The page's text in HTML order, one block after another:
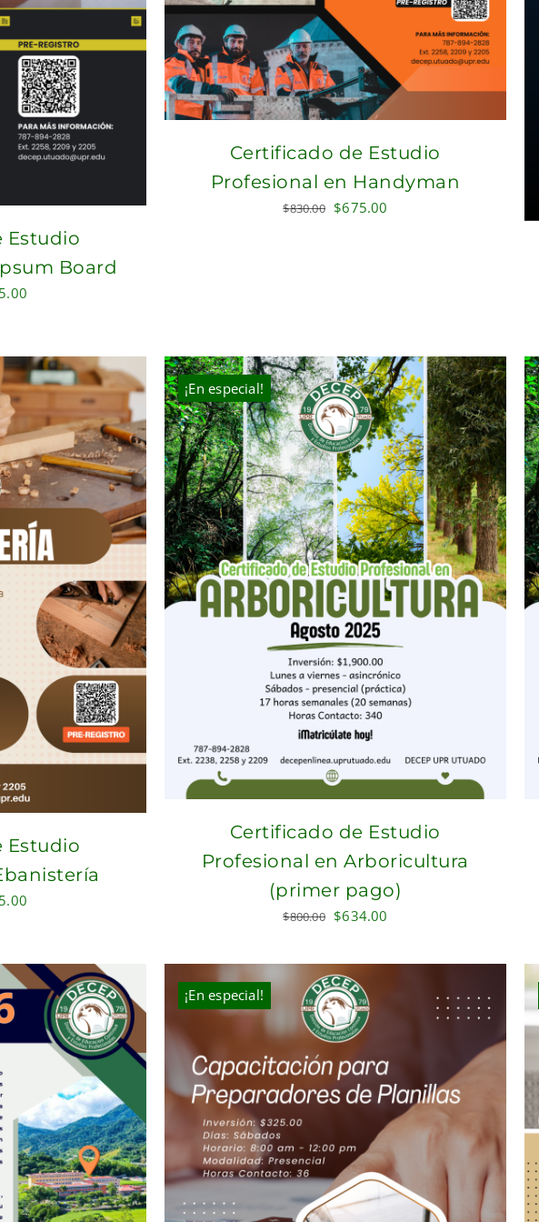
Estudio
Board
$675.00.
Certificado de Estudio
Profesional en Handyman
$830.00 Original
$675.00
Estudio
$675.00.
¡En especial!
Certificado de Estudio
Profesional en Arboricultura
(primer pago)
$800.00 Original
was:
$800.00.
$634.00
is:
¡En especial!